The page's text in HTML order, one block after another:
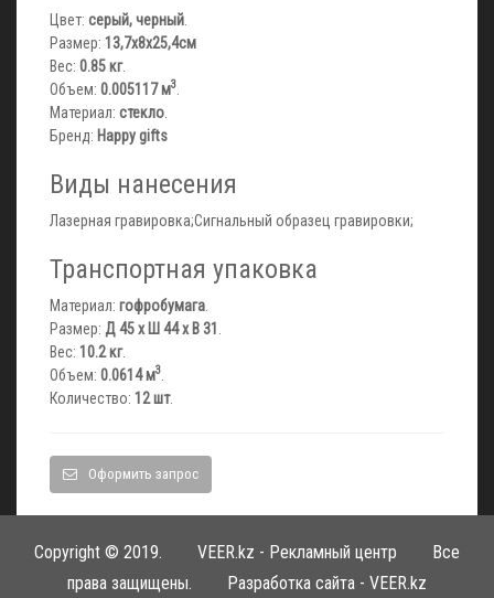
Цвет: серый, черный
Размер: 13,7х8х25,4см
Вес: 0.85 кг.
Объем: 0.005117 м3
Материал: стекло
Бренд: Happy gifts
Виды нанесения
Лазерная гравировка;Сигнальный образец гравировки;
Транспортная упаковка
Материал: гофробумага
Размер: Д 45 x Ш 44 x В 31
Вес: 10.2 кг.
Объем: 0.0614 м3
Количество: 12 шт.
Оформить запрос
Copyright © 2019. VEER.kz - Рекламный центр Все
права защищены. Разработка сайта - VEER.kz